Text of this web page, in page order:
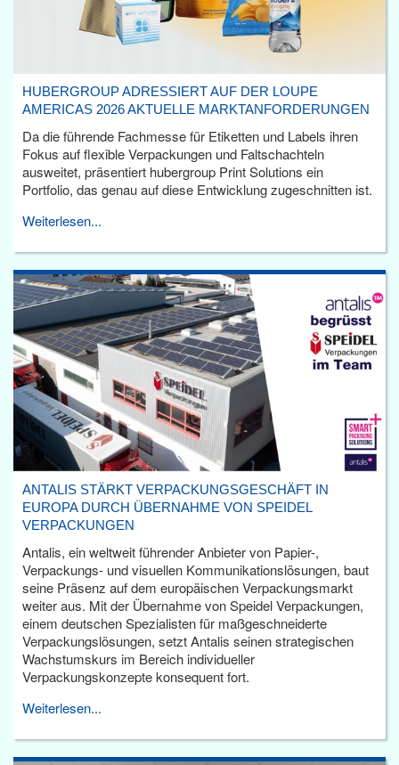
HUBERGROUP ADRESSIERT AUF DER LOUPE
AMERICAS 2026 AKTUELLE MARKTANFORDERUNGEN
Da die führende Fachmesse für Etiketten und Labels ihren
Fokus auf flexible Verpackungen und Faltschachteln
ausweitet, präsentiert hubergroup Print Solutions ein
Portfolio, das genau auf diese Entwicklung zugeschnitten ist.
Weiterlesen...
ANTALIS STÄRKT VERPACKUNGSGESCHÄFT IN
EUROPA DURCH ÜBERNAHME VON SPEIDEL
VERPACKUNGEN
Antalis, ein weltweit führender Anbieter von Papier-,
Verpackungs- und visuellen Kommunikationslösungen, baut
seine Präsenz auf dem europäischen Verpackungsmarkt
weiter aus. Mit der Übernahme von Speidel Verpackungen,
einem deutschen Spezialisten für maßgeschneiderte
Verpackungslösungen, setzt Antalis seinen strategischen
Wachstumskurs im Bereich individueller
Verpackungskonzepte konsequent fort.
Weiterlesen...